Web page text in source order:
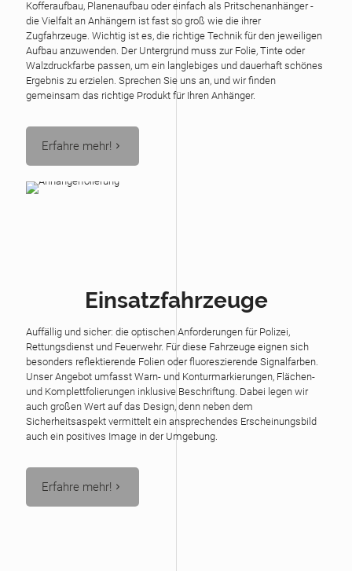
Kofferaufbau, Planenaufbau oder einfach als Pritschenanhänger -
die Vielfalt an Anhängern ist fast so groß wie die ihrer
Zugfahrzeuge. Wichtig ist es, die richtige Technik für den jeweiligen
Aufbau anzuwenden. Der Untergrund muss zur Folie, Tinte oder
Walzdruckfarbe passen, um ein langlebiges und dauerhaft schönes
Ergebnis zu erzielen. Sprechen Sie uns an, und wir finden
gemeinsam das richtige Produkt für Ihren Anhänger.
Erfahre mehr!
Einsatzfahrzeuge
Auffällig und sicher: die optischen Anforderungen für Polizei,
Rettungsdienst und Feuerwehr. Für diese Fahrzeuge eignen sich
besonders reflektierende Folien oder fluoreszierende Signalfarben.
Unser Angebot umfasst Warn- und Konturmarkierungen, Flächen-
und Komplettfolierungen inklusive Beschriftung. Dabei legen wir
auch großen Wert auf das Design, denn neben dem
Sicherheitsaspekt vermittelt ein ansprechendes Erscheinungsbild
auch ein positives Image in der Umgebung.
Erfahre mehr!